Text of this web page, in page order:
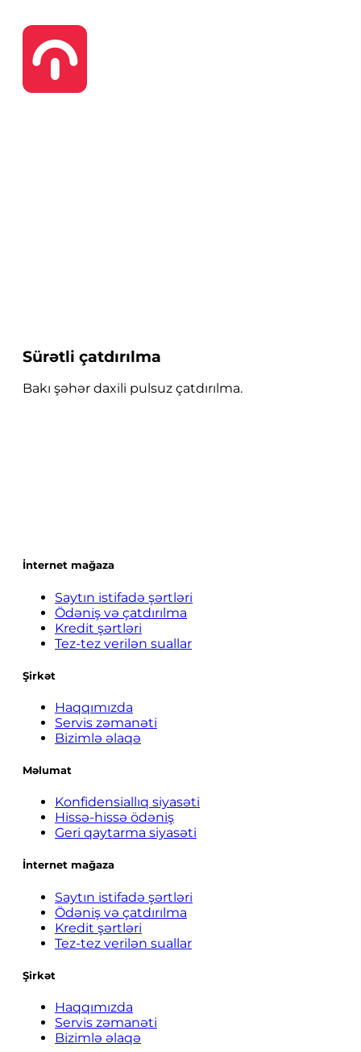
Sürətli çatdırılma
Bakı şəhər daxili pulsuz çatdırılma.
İnternet mağaza
Saytın istifadə şərtləri
Ödəniş və çatdırılma
Kredit şərtləri
Tez-tez verilən suallar
Şirkət
Haqqımızda
Servis zəmanəti
Bizimlə əlaqə
Məlumat
Konfidensiallıq siyasəti
Hissə-hissə ödəniş
Geri qaytarma siyasəti
İnternet mağaza
Saytın istifadə şərtləri
Ödəniş və çatdırılma
Kredit şərtləri
Tez-tez verilən suallar
Şirkət
Haqqımızda
Servis zəmanəti
Bizimlə əlaqə